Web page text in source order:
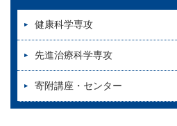
健康科学専攻
先進治療科学専攻
寄附講座・センター